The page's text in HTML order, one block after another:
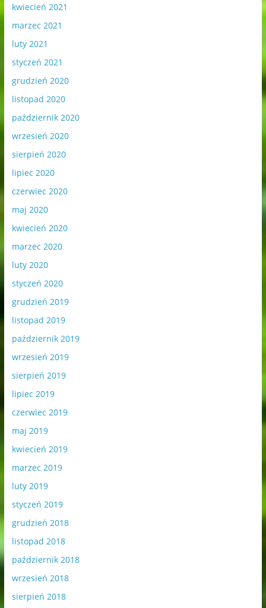
kwiecień 2021
marzec 2021
luty 2021
styczeń 2021
grudzień 2020
listopad 2020
październik 2020
wrzesień 2020
sierpień 2020
lipiec 2020
czerwiec 2020
maj 2020
kwiecień 2020
marzec 2020
luty 2020
styczeń 2020
grudzień 2019
listopad 2019
październik 2019
wrzesień 2019
sierpień 2019
lipiec 2019
czerwiec 2019
maj 2019
kwiecień 2019
marzec 2019
luty 2019
styczeń 2019
grudzień 2018
listopad 2018
październik 2018
wrzesień 2018
sierpień 2018